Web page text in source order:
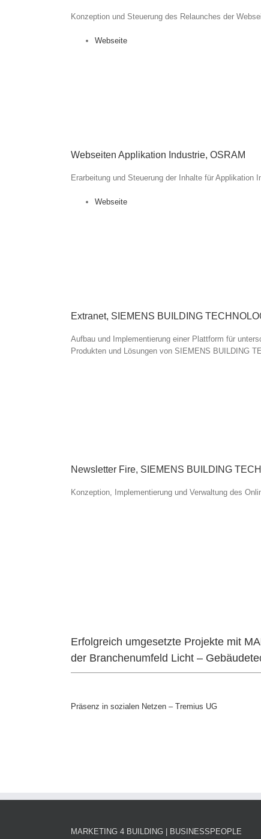
Konzeption und Steuerung des Relaunches der
Webseite
Webseiten Applikation Industrie, OSRAM
Erarbeitung und Steuerung der Inhalte für
Webseite
Extranet, SIEMENS BUILDING
Aufbau und Implementierung einer Plattform für
Produkten und Lösungen von SIEMENS BUILDING
Newsletter Fire, SIEMENS BUILDING
Konzeption, Implementierung und Verwaltung des
Erfolgreich umgesetzte Projekte mit
der Branchenumfeld Licht –
Präsenz in sozialen Netzen – Tremius UG
MARKETING 4 BUILDING | BUSINESSPEOPLE